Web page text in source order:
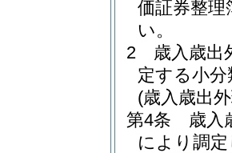
価証券整理
い。
2
歳入歳出
定する小
(歳入歳出
第4条
歳入
により調